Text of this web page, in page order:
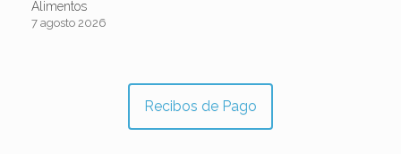
Alimentos
7 agosto 2026
Recibos de Pago